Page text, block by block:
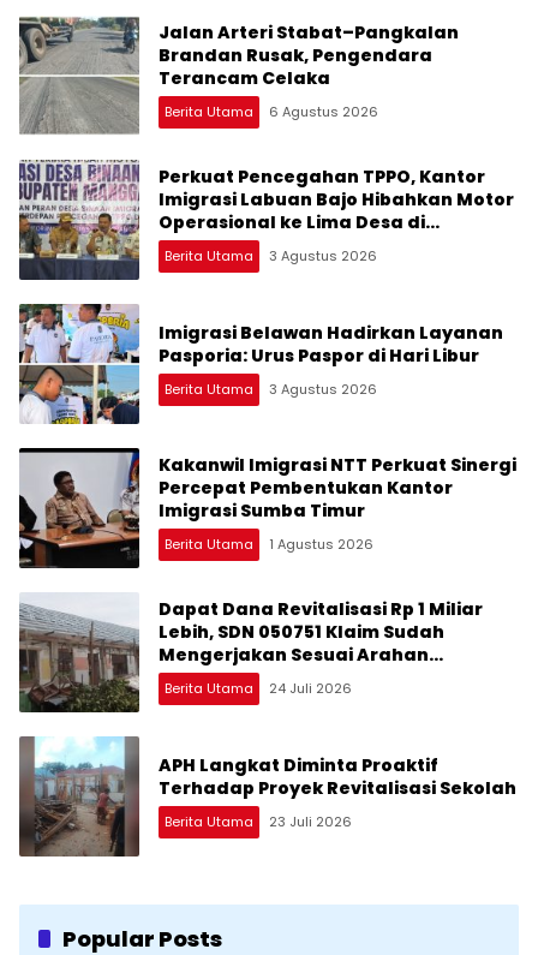
Jalan Arteri Stabat–Pangkalan
Brandan Rusak, Pengendara
Terancam Celaka
Berita Utama 6 Agustus 2026
Perkuat Pencegahan TPPO, Kantor
Imigrasi Labuan Bajo Hibahkan Motor
Operasional ke Lima Desa di
Manggarai
Berita Utama 3 Agustus 2026
Imigrasi Belawan Hadirkan Layanan
Pasporia: Urus Paspor di Hari Libur
Berita Utama 3 Agustus 2026
Kakanwil Imigrasi NTT Perkuat Sinergi
Percepat Pembentukan Kantor
Imigrasi Sumba Timur
Berita Utama 1 Agustus 2026
Dapat Dana Revitalisasi Rp 1 Miliar
Lebih, SDN 050751 Klaim Sudah
Mengerjakan Sesuai Arahan
Perencana
Berita Utama 24 Juli 2026
APH Langkat Diminta Proaktif
Terhadap Proyek Revitalisasi Sekolah
Berita Utama 23 Juli 2026
Popular Posts